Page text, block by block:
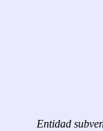
Entidad